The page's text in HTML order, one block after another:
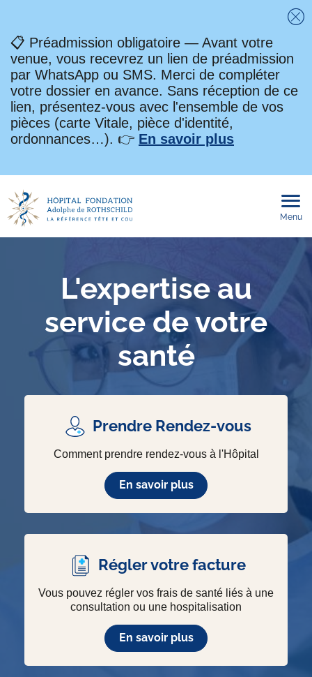
📋 Préadmission obligatoire — Avant votre
venue, vous recevrez un lien de préadmission
par WhatsApp ou SMS. Merci de compléter
votre dossier en avance. Sans réception de ce
lien, présentez-vous avec l'ensemble de vos
pièces (carte Vitale, pièce d'identité,
ordonnances…). 👉 En savoir plus
Menu
L'expertise au
service de votre
santé
Prendre Rendez-vous
Comment prendre rendez-vous à l'Hôpital
En savoir plus
Régler votre facture
Vous pouvez régler vos frais de santé liés à une
consultation ou une hospitalisation
En savoir plus